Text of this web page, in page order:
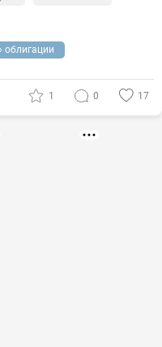
облигации
1 0 17